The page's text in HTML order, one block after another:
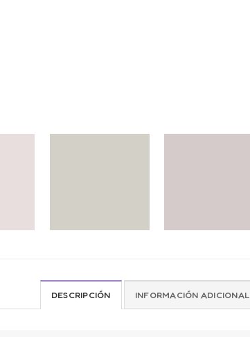
DESCRIPCIÓN INFORMACIÓN ADICIONAL